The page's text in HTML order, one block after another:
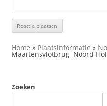
Home » Plaatsinformatie »
Maartensvlotbrug, Noord-
Zoeken